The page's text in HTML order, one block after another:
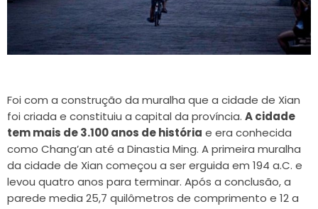
Foi com a construção da muralha que a cidade de Xian
foi criada e constituiu a capital da província. A cidade
tem mais de 3.100 anos de história e era conhecida
como Chang’an até a Dinastia Ming. A primeira muralha
da cidade de Xian começou a ser erguida em 194 a.C. e
levou quatro anos para terminar. Após a conclusão, a
parede media 25,7 quilômetros de comprimento e 12 a